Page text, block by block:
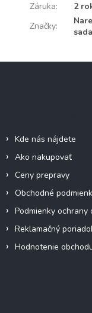
Záruka:
2
Značky:
Kde nás nájdete
Ako nakupovať
Ceny prepravy
Obchodné
Podmienky ochrany
Reklamačný
Hodnotenie